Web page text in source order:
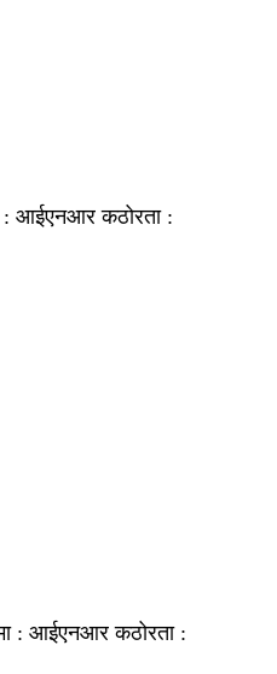
आईएनआर कठोरता :
: आईएनआर कठोरता :